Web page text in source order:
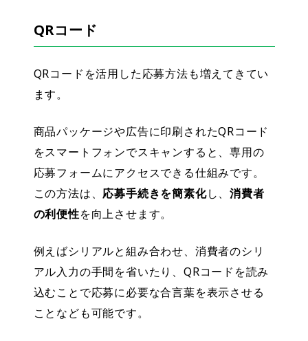
QRコード
QRコードを活用した応募方法も増えてきてい
ます。
商品パッケージや広告に印刷されたQRコード
をスマートフォンでスキャンすると、専用の
応募フォームにアクセスできる仕組みです。
この方法は、 応募手続きを簡素化し、消費者
の利便性を向上させます。
例えばシリアルと組み合わせ、消費者のシリ
アル入力の手間を省いたり、QRコードを読み
込むことで応募に必要な合言葉を表示させる
ことなども可能です。